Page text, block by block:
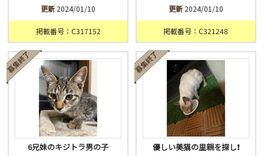
更新 2024/01/10
掲載番号：C317152
更新2024/01/10
掲載番号：C321248
6兄妹のキジトラ男の子 優しい美猫の里親を探し❗️